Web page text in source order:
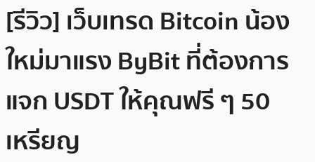
[รีวิว] เว็บเทรด Bitcoin น้อง
ใหม่มาแรง ByBit ที่ต้องการ
แจก USDT ให้คุณฟรี ๆ 50
เหรียญ